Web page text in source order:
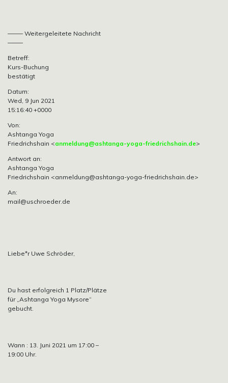
——– Weitergeleitete Nachricht
——–
Betreff:
Kurs-Buchung
bestätigt
Datum:
Wed, 9 Jun 2021
15:16:40 +0000
Von:
Ashtanga Yoga
Friedrichshain <anmeldung@ashtanga-yoga-friedrichshain.de>
Antwort an:
Ashtanga Yoga
Friedrichshain <anmeldung@ashtanga-yoga-friedrichshain.de>
An:
mail@uschroeder.de
Liebe*r Uwe Schröder,
Du hast erfolgreich 1 Platz/Plätze
für „Ashtanga Yoga Mysore“
gebucht.
Wann : 13. Juni 2021 um 17:00 –
19:00 Uhr.